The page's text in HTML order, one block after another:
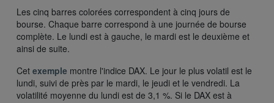
Les cinq barres colorées correspondent à cinq jours de
bourse. Chaque barre correspond à une journée de bourse
complète. Le lundi est à gauche, le mardi est le deuxième et
ainsi de suite.
Cet exemple montre l'indice DAX. Le jour le plus volatil est le
lundi, suivi de près par le mardi, le jeudi et le vendredi. La
volatilité moyenne du lundi est de 3,1 %. Si le DAX est à